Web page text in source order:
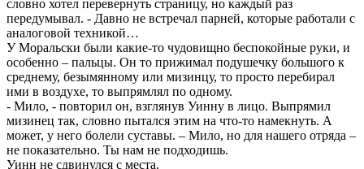
словно хотел перевернуть страницу, но каждый раз
передумывал. - Давно не встречал парней, которые работали с
аналоговой техникой…
У Моральски были какие-то чудовищно беспокойные руки, и
особенно – пальцы. Он то прижимал подушечку большого к
среднему, безымянному или мизинцу, то просто перебирал
ими в воздухе, то выпрямлял по одному.
- Мило, - повторил он, взглянув Уинну в лицо. Выпрямил
мизинец так, словно пытался этим на что-то намекнуть. А
может, у него болели суставы. – Мило, но для нашего отряда –
не показательно. Ты нам не подходишь.
Уинн не сдвинулся с места.